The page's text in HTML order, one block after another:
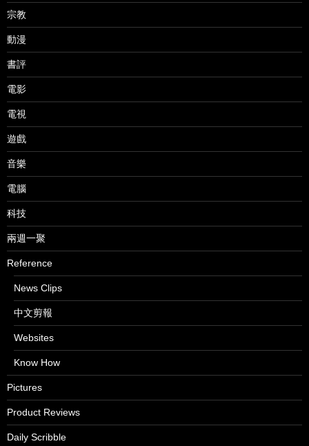
宗教
動漫
書評
電影
電視
遊戲
音樂
電腦
科技
兩週一聚
Reference
News Clips
中文剪報
Websites
Know How
Pictures
Product Reviews
Daily Scribble